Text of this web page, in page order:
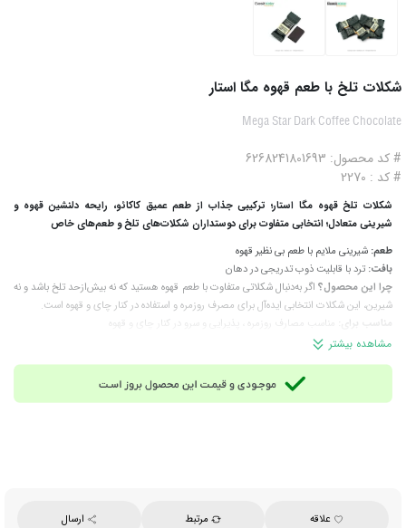
شکلات تلخ با طعم قهوه مگا استار
Mega Star Dark Coffee Chocolate
# کد محصول: 6268241801693
# کد : 2270
شکلات تلخ قهوه مگا استار؛ ترکیبی جذاب از طعم عمیق کاکائو، رایحه دلنشین قهوه و
شیرینی متعادل؛ انتخابی متفاوت برای دوستداران شکلات‌های تلخ و طعم‌های خاص
طعم: شیرینی ملایم با طعم بی نظیر قهوه
بافت: ترد با قابلیت ذوب تدریجی در دهان
چرا این محصول؟ اگر به‌دنبال شکلاتی متفاوت با طعم قهوه هستید که نه بیش‌ازحد تلخ باشد و نه
شیرین، این شکلات انتخابی ایده‌آل برای مصرف روزمره و استفاده در کنار چای و قهوه است.
مناسب برای:
مناسب مصارف روزمره ، پذیرایی و سرو در کنار چای و قهوه
وزن تقریبی هر عدد:
محصول
مشاهده بیشتر
علاقه مرتبط ارسال